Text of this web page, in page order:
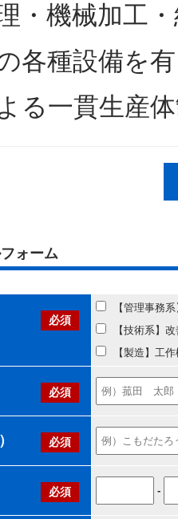
・機械加工
各種設備を
る一貫生産
ォーム
必須
【管理事務
【技術系】
【製造】工
必須
必須
必須 -